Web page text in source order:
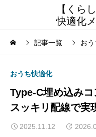
【くら
快適化
記事一覧 お
おうち快適化
Type-C埋め込みコ
スッキリ配線で実
2025.11.12